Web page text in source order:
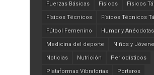
Fuerzas Básicas Físicos Físicos
Físicos Técnicos Físicos Técnicos
Fútbol Femenino Humor y Anécdotas
Medicina del deporte Niños y
Noticias Nutrición Periodísticos
Plataformas Vibratorias Porteros